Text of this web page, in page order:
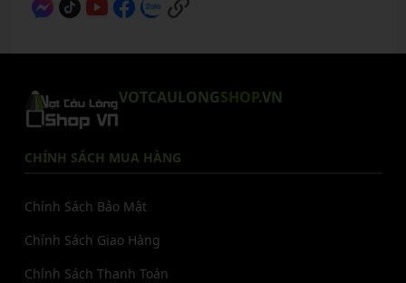
VOTCAULONGSHOP.VN
CHÍNH SÁCH MUA HÀNG
Chính Sách Bảo Mật
Chính Sách Giao Hàng
Chính Sách Thanh Toán